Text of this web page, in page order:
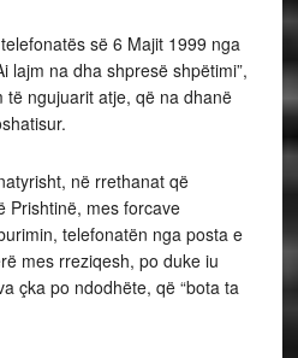
së 6 Majit 1999 nga
lajm na dha shpresë shpëtimi”,
të ngujuarit atje, që na dhanë
në rrethanat që
Prishtinë, mes forcave
telefonatën nga posta e
mes rreziqesh, po duke iu
çka po ndodhëte, që “bota ta